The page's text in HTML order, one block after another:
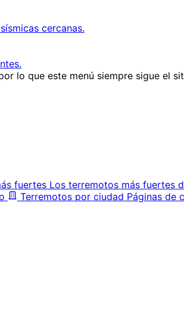
cercanas.
lo que este menú siempre sigue el
fuertes Los terremotos más fuertes
Terremotos por ciudad Páginas de